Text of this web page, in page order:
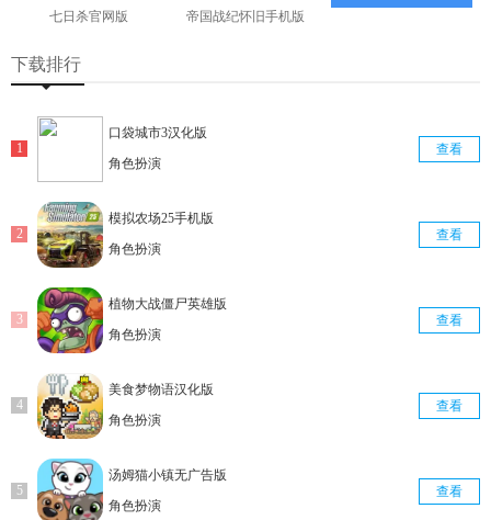
七日杀官网版 帝国战纪怀旧手机版
下载排行
口袋城市3汉化版
角色扮演
查看
模拟农场25手机版
角色扮演
查看
植物大战僵尸英雄版
角色扮演
查看
美食梦物语汉化版
角色扮演
查看
汤姆猫小镇无广告版
角色扮演
查看